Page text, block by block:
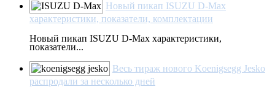
Новый пикап ISUZU D-Max
характеристики, показатели, комплектации
Новый пикап ISUZU D-Max характеристики,
показатели...
Весь тираж нового Koenigsegg Jesko
распродали за несколько дней